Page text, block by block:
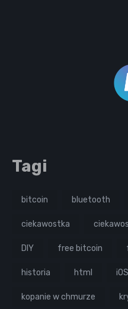
Tagi
bitcoin bluetooth
ciekawostka
DIY free bitcoin
historia html iOS
kopanie w chmurze